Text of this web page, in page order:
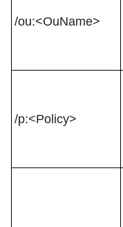
/ou:<OuName>
/p:<Policy>